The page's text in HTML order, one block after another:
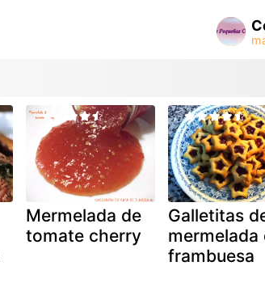
Mermelada de
tomate cherry
Galletitas
mermelada
frambuesa